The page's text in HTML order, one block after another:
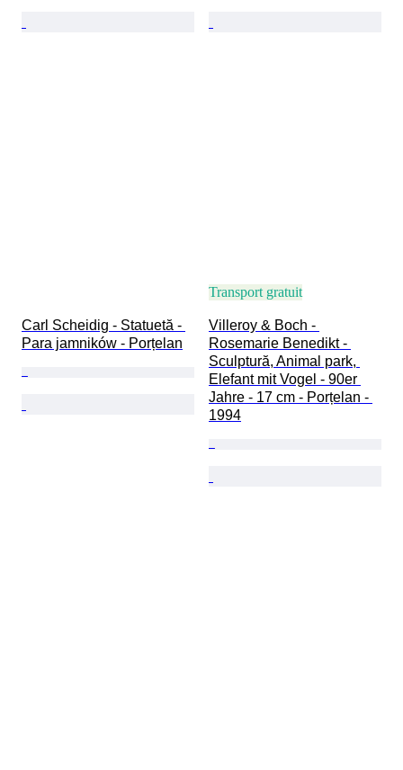
Carl Scheidig - Statuetă -
Para jamników - Porțelan
Transport gratuit
Villeroy & Boch -
Rosemarie Benedikt -
Sculptură, Animal park,
Elefant mit Vogel - 90er
Jahre - 17 cm - Porțelan -
1994